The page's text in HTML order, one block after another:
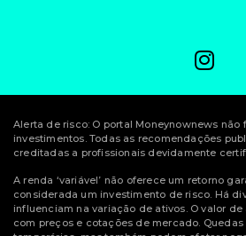
Alerta de risco: O portal Moneynownews
investimentos. Todas as recomendações
creditadas a profissionais devidamente
A renda ‘variável’ não oferece um retorno
considerada um investimento de risco. Há
influenciam na variação de ativos. O valor
com preços e cotações de mercado.